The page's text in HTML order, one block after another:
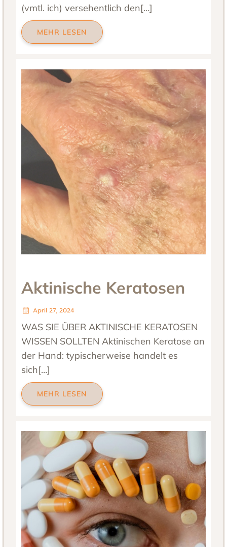
(vmtl. ich) versehentlich den[…]
MEHR LESEN
Aktinische Keratosen
April 27, 2024
WAS SIE ÜBER AKTINISCHE KERATOSEN
WISSEN SOLLTEN Aktinischen Keratose an
der Hand: typischerweise handelt es
sich[…]
MEHR LESEN